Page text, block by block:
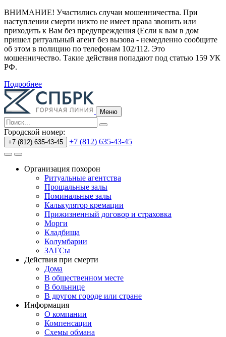
ВНИМАНИЕ! Участились случаи мошенничества. При
наступлении смерти никто не имеет права звонить или
приходить к Вам без предупреждения (Если к вам в дом
пришел ритуальный агент без вызова - немедленно сообщите
об этом в полицию по телефонам 102/112. Это
мошенничество. Такие действия попадают под статью 159 УК
РФ.
Подробнее
Меню
Городской номер:
+7 (812) 635-43-45 +7 (812) 635-43-45
Организация похорон
Ритуальные агентства
Прощальные залы
Поминальные залы
Калькулятор кремации
Прижизненный договор и страховка
Морги
Кладбища
Колумбарии
ЗАГСы
Действия при смерти
Дома
В общественном месте
В больнице
В другом городе или стране
Информация
О компании
Компенсации
Схемы обмана